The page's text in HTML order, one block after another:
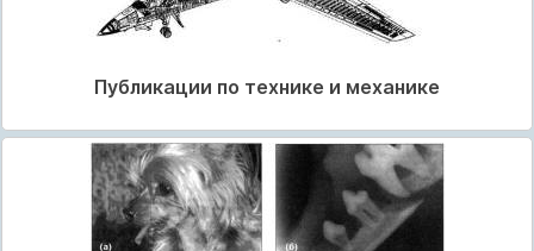
Публикации по технике и механике